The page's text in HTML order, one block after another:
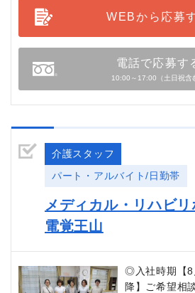
WEBから応募
電話で応募す
10:00～17:00（土日祝含
介護スタッフ
パート・アルバイト/日勤帯
メディカル・リハビ
電覚王山
◎入社時期【8
降】ご希望相